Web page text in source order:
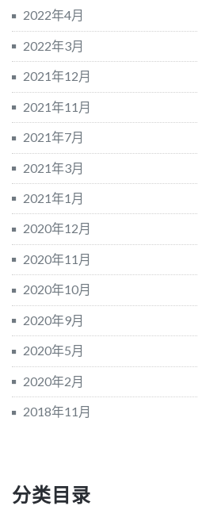
2022年4月
2022年3月
2021年12月
2021年11月
2021年7月
2021年3月
2021年1月
2020年12月
2020年11月
2020年10月
2020年9月
2020年5月
2020年2月
2018年11月
分类目录